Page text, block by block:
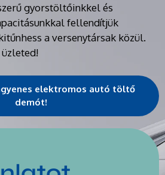
gyorstöltőinkkel és
fellendítjük
a versenytársak közül.
elektromos autó töltő
demót!